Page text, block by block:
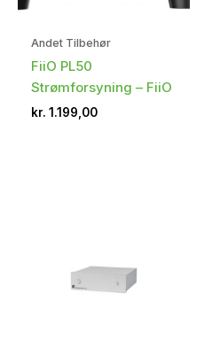
Andet Tilbehør
FiiO PL50
Strømforsyning – FiiO
kr. 1.199,00